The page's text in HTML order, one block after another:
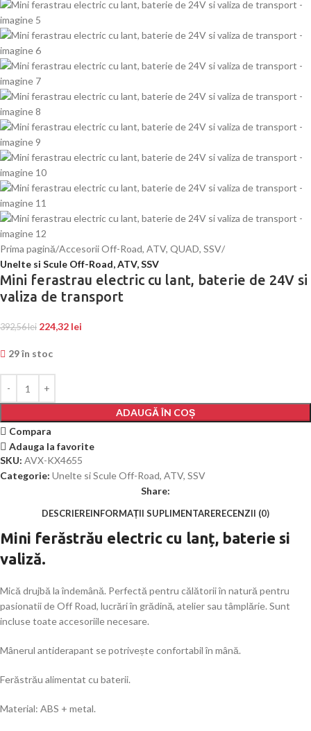
Prima pagină Accesorii Off-Road, ATV, QUAD, SSV
Unelte si Scule Off-Road, ATV, SSV
Mini ferastrau electric cu lant, baterie de 24V si
valiza de transport
392,56lei 224,32 lei
29 în stoc
ADAUGĂ ÎN COȘ
Compara
Adauga la favorite
SKU: AVX-KX4655
Categorie: Unelte si Scule Off-Road, ATV, SSV
Share:
DESCRIEREINFORMAȚII SUPLIMENTARERECENZII (0)
Mini ferăstrău electric cu lanț, baterie si
valiză.
Mică drujbă la îndemână. Perfectă pentru călătorii în natură pentru
pasionatii de Off Road, lucrări în grădină, atelier sau tâmplărie. Sunt
incluse toate accesoriile necesare.
Mânerul antiderapant se potrivește confortabil în mână.
Ferăstrău alimentat cu baterii.
Material: ABS + metal.